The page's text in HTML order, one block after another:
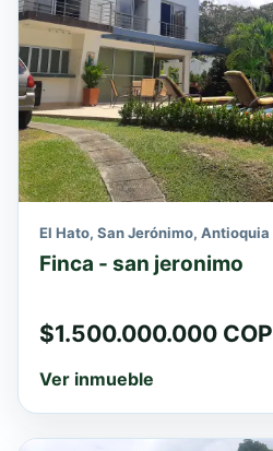
El Hato, San Jerónimo, Antioquia
Finca - san jeronimo
$1.500.000.000 COP
Ver inmueble